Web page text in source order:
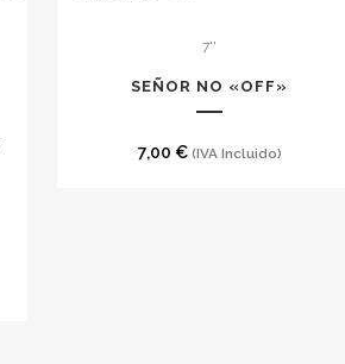
7''
SEÑOR NO «OFF»
7,00 € (IVA Incluido)